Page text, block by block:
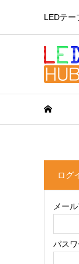
LEDテー
ログ
メー
パスワ